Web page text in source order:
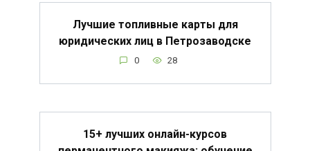
Лучшие топливные карты для
юридических лиц в Петрозаводске
0 28
15+ лучших онлайн-курсов